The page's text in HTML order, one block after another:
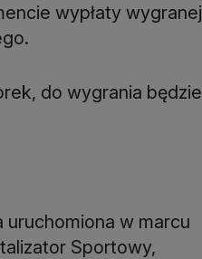
wypłaty wygranej
do wygrania będzie
uruchomiona w marcu
Sportowy,